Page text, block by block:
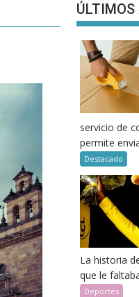
ÚLTIMOS
servicio de
permite
Destacado
La historia
que le
Deportes